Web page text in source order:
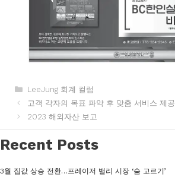
카
테
리
LeeJung 회계 컬럼
고객 각자의 목표 파악 후 맞춤 서비스 제공
2023 해외자산 보고
Recent Posts
3월 집값 상승 전환…프레이저 밸리 시장 ‘숨 고르기’